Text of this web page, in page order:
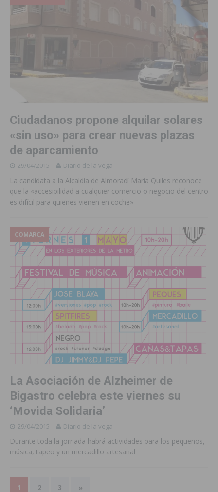
Ciudadanos propone alquilar solares
«sin uso» para crear nuevas plazas
de aparcamiento
29/04/2015 Diario de la vega
La candidata a la Alcaldía de Almoradí María Quiles reconoce
que la «accesibilidad a cualquier comercio o negocio del centro
es difícil para quienes vienen en coche»
COMARCA
La Asociación de Alzheimer de
Bigastro celebra este viernes su
‘Movida Solidaria’
29/04/2015 Diario de la vega
Durante toda la jornada habrá actividades para los pequeños,
música, tapeo y un mercadillo artesanal
1 2 3 »